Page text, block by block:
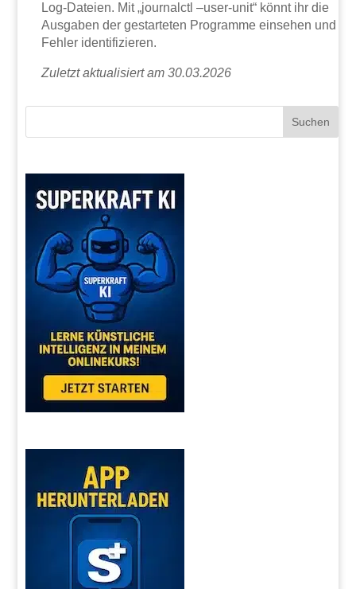
Log-Dateien. Mit „journalctl –user-unit“ könnt ihr die
Ausgaben der gestarteten Programme einsehen und
Fehler identifizieren.
Zuletzt aktualisiert am 30.03.2026